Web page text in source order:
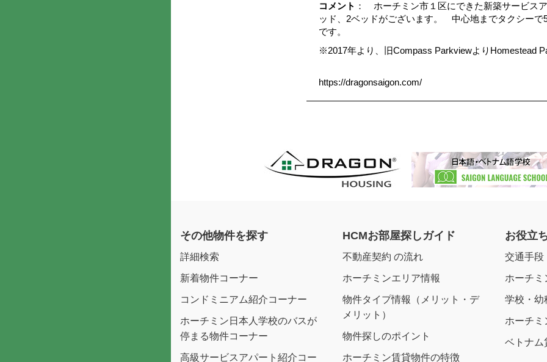
コメント ： ホーチミン市１区にできた新築サービス
ッド、2ベッドがございます。 中心地までタクシーで
です。
※2017年より、旧Compass ParkviewよりHomestead
https://dragonsaigon.com/
その他物件を探す
詳細検索
新着物件コーナー
コンドミニアム紹介コーナー
ホーチミン日本人学校のバスが
停まる物件コーナー
高級サービスアパート紹介コー
HCMお部屋探しガイド
不動産契約 の流れ
ホーチミンエリア情報
物件タイプ情報（メリット・デ
メリット）
物件探しのポイント
ホーチミン賃貸物件の特徴
お役立
交通手段
ホーチミ
学校・幼
ホーチミ
ベトナム